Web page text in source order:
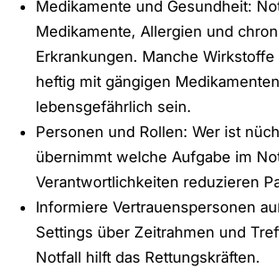
Medikamente und Gesundheit:
Medikamente, Allergien und
Erkrankungen. Manche Wirkstoffe
heftig mit gängigen
lebensgefährlich sein.
Personen und Rollen: Wer ist
übernimmt welche Aufgabe im
Verantwortlichkeiten reduzieren
Informiere Vertrauenspersonen
Settings über Zeitrahmen und
Notfall hilft das Rettungskräften.